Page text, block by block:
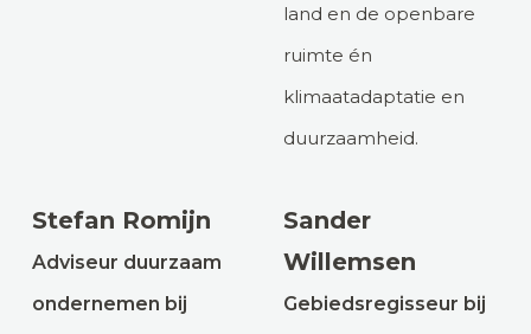
land en de openbare
ruimte én
klimaatadaptatie en
duurzaamheid.
Stefan Romijn
Adviseur duurzaam
ondernemen bij
Sander
Willemsen
Gebiedsregisseur bij